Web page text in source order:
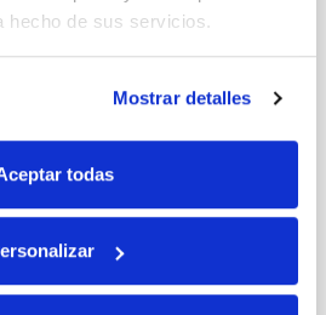
hecho de sus servicios.
Mostrar detalles
todas